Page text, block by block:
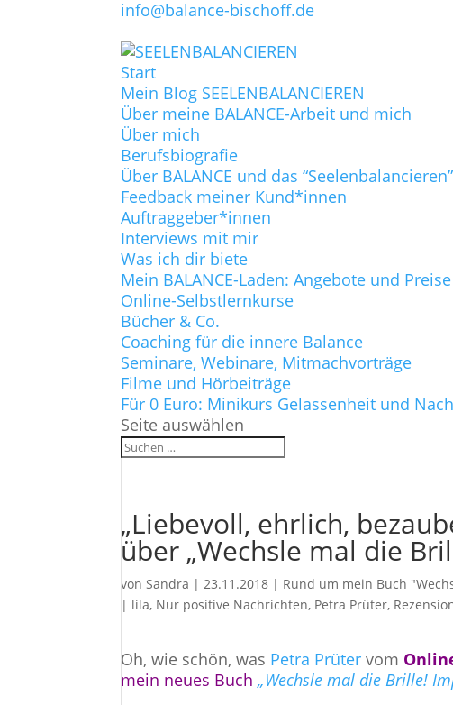
info@balance-bischoff.de
Start
Mein Blog SEELENBALANCIEREN
Über meine BALANCE-Arbeit und mich
Über mich
Berufsbiografie
Über BALANCE und das “Seelenbalancieren”
Feedback meiner Kund*innen
Auftraggeber*innen
Interviews mit mir
Was ich dir biete
Mein BALANCE-Laden: Angebote und
Online-Selbstlernkurse
Bücher & Co.
Coaching für die innere Balance
Seminare, Webinare, Mitmachvorträge
Filme und Hörbeiträge
Für 0 Euro: Minikurs Gelassenheit und
Seite auswählen
„Liebevoll, ehrlich,
über „Wechsle mal die
vonSandra |23.11.2018 | Rund um mein Buch
| lila, Nur positive Nachrichten, Petra Prüter,
Oh, wie schön, was Petra Prüter vom
mein neues Buch „Wechsle mal die Brille!